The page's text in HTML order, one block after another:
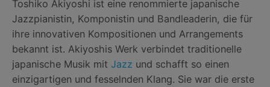
Toshiko Akiyoshi ist eine renommierte japanische
Jazzpianistin, Komponistin und Bandleaderin, die für
ihre innovativen Kompositionen und Arrangements
bekannt ist. Akiyoshis Werk verbindet traditionelle
japanische Musik mit Jazz und schafft so einen
einzigartigen und fesselnden Klang. Sie war die erste